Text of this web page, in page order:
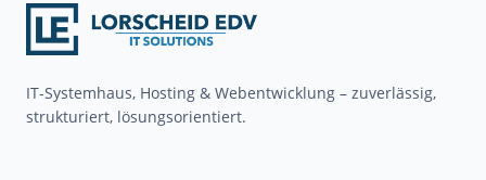
IT-Systemhaus, Hosting & Webentwicklung – zuverlässig,
strukturiert, lösungsorientiert.